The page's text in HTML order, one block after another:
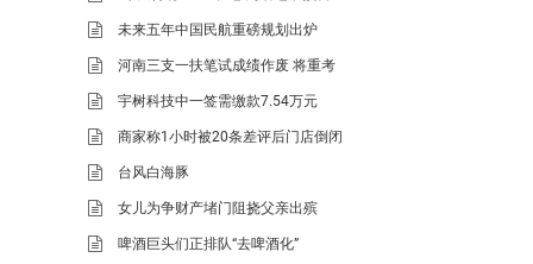
未来五年中国民航重磅规划出炉
河南三支一扶笔试成绩作废 将重考
宇树科技中一签需缴款7.54万元
商家称1小时被20条差评后门店倒闭
台风白海豚
女儿为争财产堵门阻挠父亲出殡
啤酒巨头们正排队“去啤酒化”